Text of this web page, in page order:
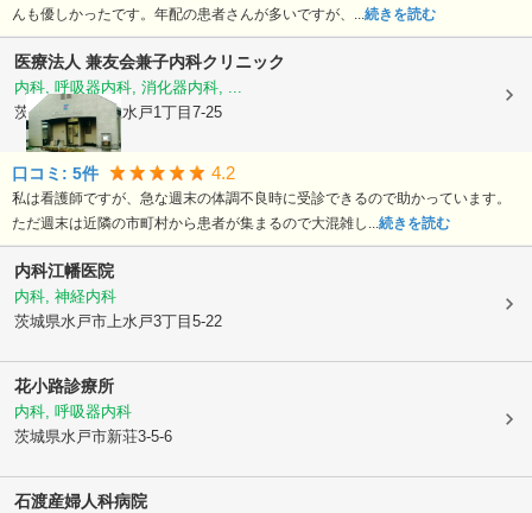
んも優しかったです。年配の患者さんが多いですが、...続きを読む
医療法人 兼友会兼子内科クリニック
内科, 呼吸器内科, 消化器内科, ...
茨城県水戸市
上水戸1丁目7-25
口コミ: 5件 4.2
私は看護師ですが、急な週末の体調不良時に受診できるので助かっています。
ただ週末は近隣の市町村から患者が集まるので大混雑し...続きを読む
内科江幡医院
内科, 神経内科
茨城県水戸市上水戸3丁目5-22
花小路診療所
内科, 呼吸器内科
茨城県水戸市新荘3-5-6
石渡産婦人科病院